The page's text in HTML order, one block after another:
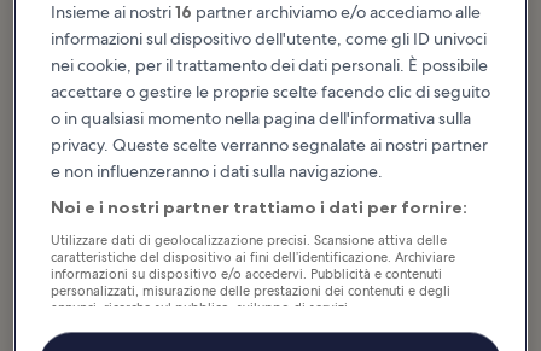
chiese dichiarati Patrimonio mondiale dell’umanità UNESCO, che ti
faranno fare un viaggio indietro nel tempo dal Neolitico fino
all’Impero bizantino. E se sei in vena di romanticismo, porta la tua
dolce metà al castello cinquecentesco di Limassol o alla Roccia di
Afrodite.
Cipro: hotel
Consigli e storie divertenti
Cipro: cosa fare e cosa vedere
Insieme ai nostri16 partner archiviamo e/o accediamo alle
informazioni sul dispositivo dell'utente, come gli ID univoci
nei cookie, per il trattamento dei dati personali. È possibile
accettare o gestire le proprie scelte facendo clic di seguito
o in qualsiasi momento nella pagina dell'informativa sulla
privacy. Queste scelte verranno segnalate ai nostri partner
e non influenzeranno i dati sulla navigazione.
Noi e i nostri partner trattiamo i dati per fornire:
Utilizzare dati di geolocalizzazione precisi. Scansione attiva delle
caratteristiche del dispositivo ai fini dell’identificazione. Archiviare
informazioni su dispositivo e/o accedervi. Pubblicità e contenuti
personalizzati, misurazione delle prestazioni dei contenuti e degli
annunci, ricerche sul pubblico, sviluppo di servizi.
Elenco dei partner (fornitori)